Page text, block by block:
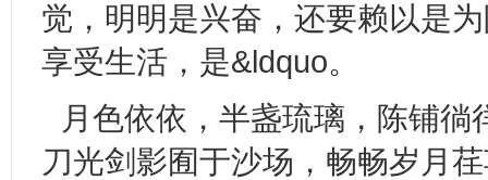
觉，明明是兴奋，还要赖以是
享受生活，是&ldquo。
月色依依，半盏琉璃，陈铺
刀光剑影囿于沙场，畅畅岁月